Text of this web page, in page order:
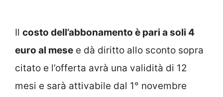
Il costo dell’abbonamento è pari a soli 4
euro al mese e dà diritto allo sconto sopra
citato e l’offerta avrà una validità di 12
mesi e sarà attivabile dal 1° novembre